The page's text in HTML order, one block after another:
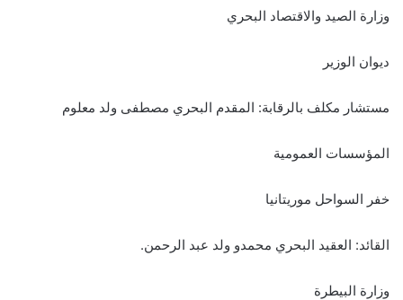
وزارة الصيد والاقتصاد البحري
ديوان الوزير
مستشار مكلف بالرقابة: المقدم البحري مصطفى ولد معلوم
المؤسسات العمومية
خفر السواحل موريتانيا
القائد: العقيد البحري محمدو ولد عبد الرحمن.
وزارة البيطرة